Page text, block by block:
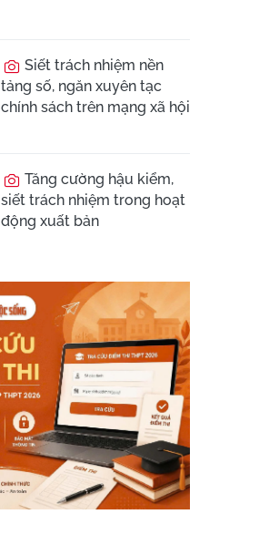
Siết trách nhiệm nền
tảng số, ngăn xuyên tạc
chính sách trên mạng xã hội
Tăng cường hậu kiểm,
siết trách nhiệm trong hoạt
động xuất bản